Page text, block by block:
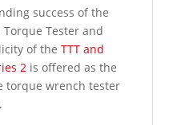
success of the
Tester and
of the TTT and
2is offered as the
torque wrench tester